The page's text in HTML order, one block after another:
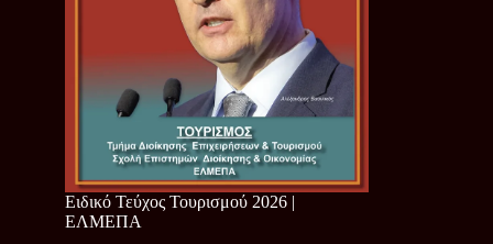
Ειδικό Τεύχος Τουρισμού 2026 |
ΕΛΜΕΠΑ